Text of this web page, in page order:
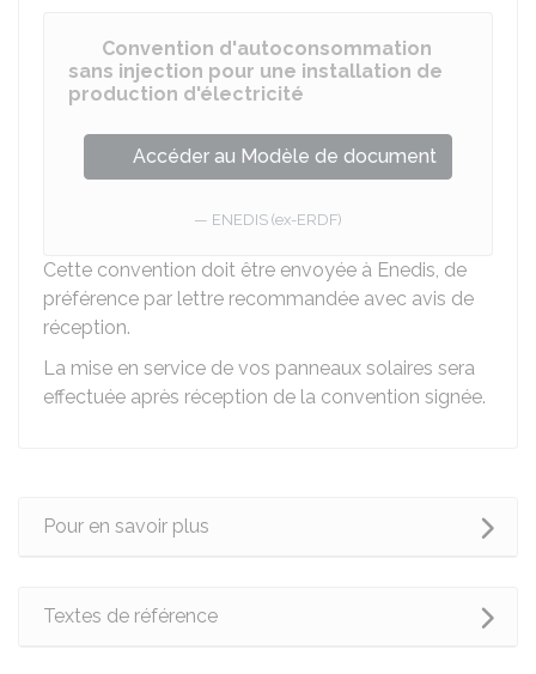
Convention d'autoconsommation
sans injection pour une installation de
production d'électricité
Accéder au Modèle de document
ENEDIS (ex-ERDF)
Cette convention doit être envoyée à Enedis, de
préférence par lettre recommandée avec avis de
réception.
La mise en service de vos panneaux solaires sera
effectuée après réception de la convention signée.
Pour en savoir plus
Textes de référence